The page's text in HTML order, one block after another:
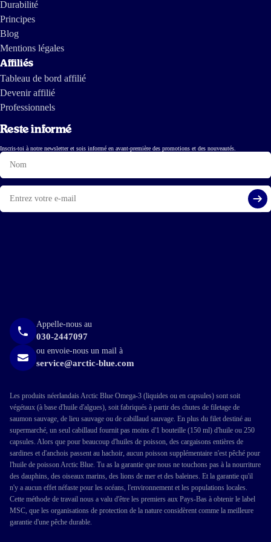
Durabilité
Principes
Blog
Mentions légales
Affiliés
Tableau de bord affilié
Devenir affilié
Professionnels
Reste informé
Inscris-toi à notre newsletter et sois informé en avant-première des promotions et des nouveautés.
Nom
E-
mail
Appelle-nous au
030-2447097
ou envoie-nous un mail à
service@arctic-blue.com
Les produits néerlandais Arctic Blue Omega-3 (liquides ou en capsules) sont soit
végétaux (à base d'huile d'algues), soit fabriqués à partir des chutes de filetage de
saumon sauvage, de lieu sauvage ou de cabillaud sauvage. En plus du filet destiné au
supermarché, un seul cabillaud fournit pas moins d'1 bouteille (150 ml) d'huile ou 250
capsules. Alors que pour beaucoup d'huiles de poisson, des cargaisons entières de
sardines et d'anchois passent au hachoir, aucun poisson supplémentaire n'est pêché pour
l'huile de poisson Arctic Blue. Tu as la garantie que nous ne touchons pas à la nourriture
des dauphins, des oiseaux marins, des lions de mer et des baleines. Et la garantie qu'il
n'y a aucun effet néfaste pour les océans, l'environnement et les populations locales.
Cette méthode de travail nous a valu d'être les premiers aux Pays-Bas à obtenir le label
MSC, que les organisations de protection de la nature considèrent comme la meilleure
garantie d'une pêche durable.